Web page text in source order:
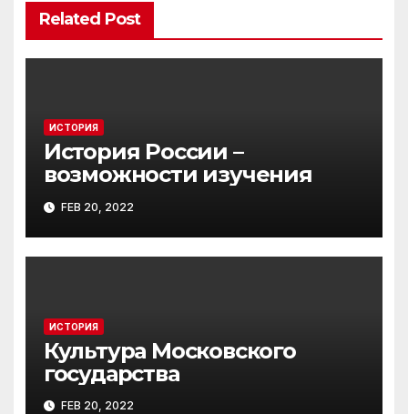
Related Post
ИСТОРИЯ
История России –
возможности изучения
FEB 20, 2022
ИСТОРИЯ
Культура Московского
государства
FEB 20, 2022